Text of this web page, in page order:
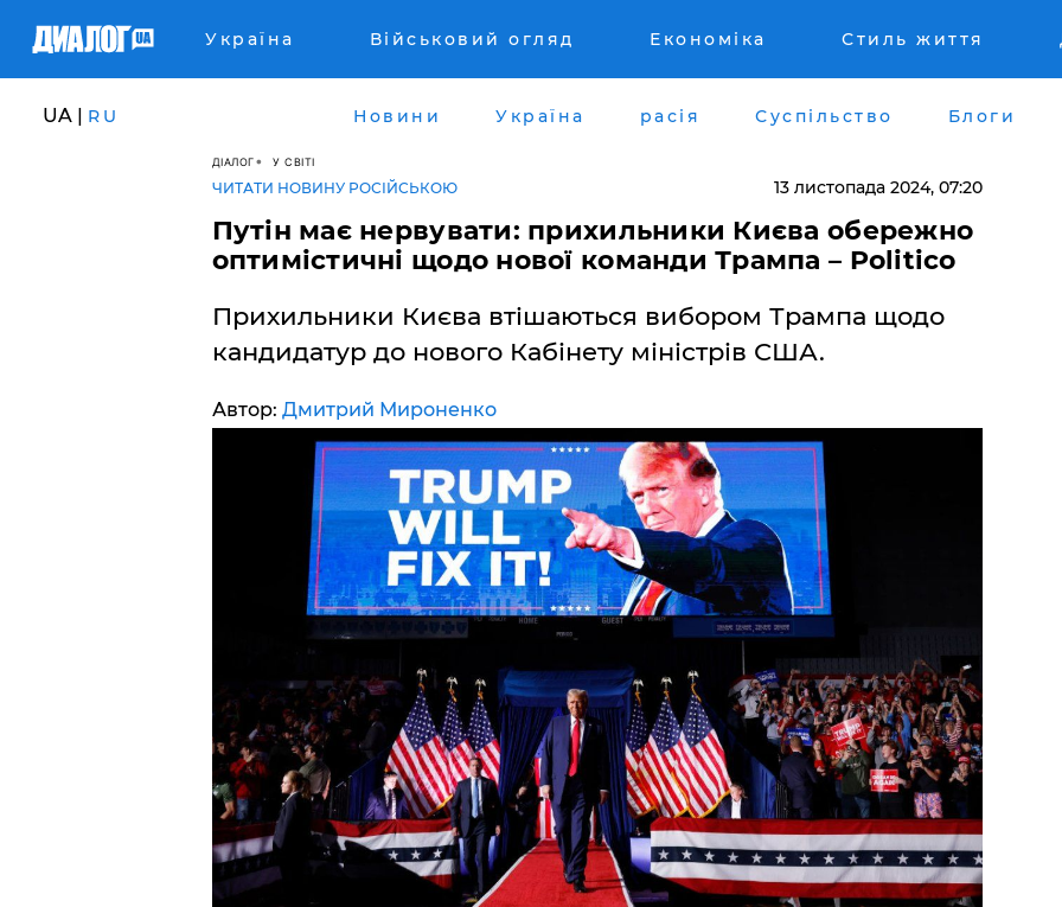
Україна Військовий огляд Економіка Стиль життя
UA | RU Новини Україна расія Суспільство Блоги
ДІАЛОГ У СВІТІ
ЧИТАТИ НОВИНУ РОСІЙСЬКОЮ 13 листопада 2024, 07:20
Путін має нервувати: прихильники Києва обережно
оптимістичні щодо нової команди Трампа – Politico
Прихильники Києва втішаються вибором Трампа щодо
кандидатур до нового Кабінету міністрів США.
Автор: Дмитрий Мироненко